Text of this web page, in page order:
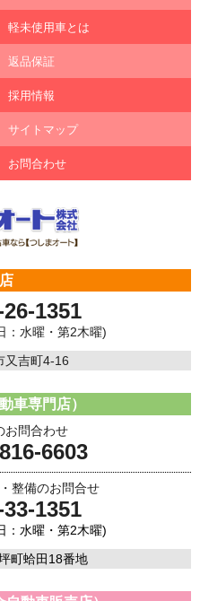
軽未使用車とは
返品保証
採用情報
サイトマップ
お問合わせ
1351
：水曜・第2木曜)
又吉町4-16
車専門店）
お問合わせ
6603
整備のお問合せ
1351
：水曜・第2木曜)
町蛤田18番地